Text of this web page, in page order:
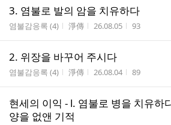
3. 염불로 발의 암을 치유하다
게시판명
염불감응록 (4) 작성자
淨傳 작성시간
26.08.05 조회수
93
2. 위장을 바꾸어 주시다
게시판명
염불감응록 (4) 작성자
淨傳 작성시간
26.08.04 조회수
89
현세의 이익 - Ⅰ. 염불로 병을 치유하
양을 없앤 기적